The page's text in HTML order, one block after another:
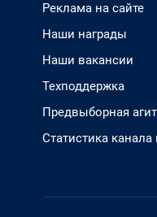
Реклама на сайте
Наши награды
Наши вакансии
Техподдержка
Предвыборная
Статистика канала